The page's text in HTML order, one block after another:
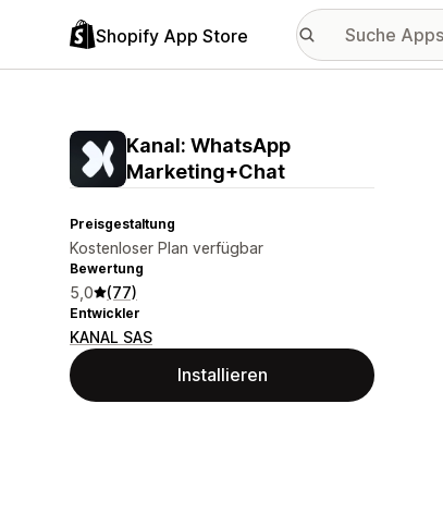
Shopify App Store
Kanal: WhatsApp
Marketing+Chat
Preisgestaltung
Kostenloser Plan verfügbar
Bewertung
5,0 (77)
Entwickler
KANAL SAS
Installieren